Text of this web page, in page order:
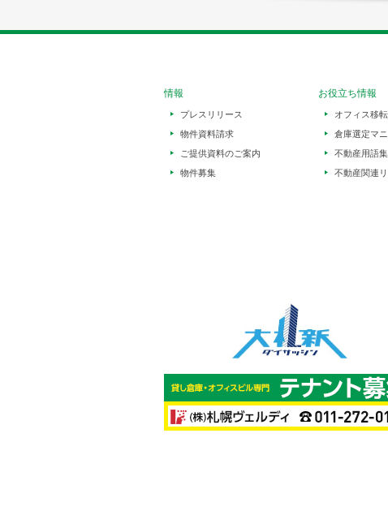
情報
プレスリリース
物件資料請求
ご提供資料のご案内
物件募集
お役立ち情報
オフィス移
倉庫選定マ
不動産用語集
不動産関連